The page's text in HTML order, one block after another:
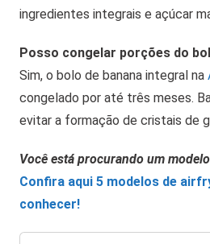
ingredientes integrais e açúcar
Posso congelar porções do
Sim, o bolo de banana integral na
congelado por até três meses.
evitar a formação de cristais de
Você está procurando um
Confira aqui 5 modelos de
conhecer!